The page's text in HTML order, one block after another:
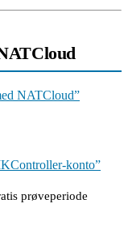
NATCloud”
konto”
prøveperiode